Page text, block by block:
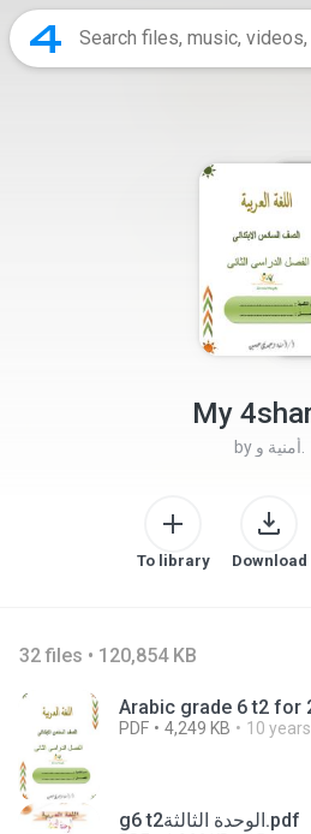
My
by
To library Download
32 files • 120,854 KB
Arabic grade 6 t2 for
PDF 4,249 KB 10
g6 t2الوحدة الثالثة.pdf